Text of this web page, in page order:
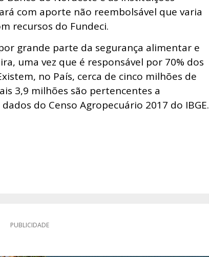
com aporte não reembolsável que varia
recursos do Fundeci.
grande parte da segurança alimentar e
uma vez que é responsável por 70% dos
no País, cerca de cinco milhões de
3,9 milhões são pertencentes a
do Censo Agropecuário 2017 do IBGE.
PUBLICIDADE